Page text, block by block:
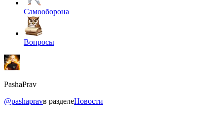
Самооборона
Вопросы
PashaPrav
@pashapravв разделеНовости